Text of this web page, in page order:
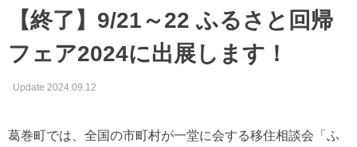
【終了】9/21～22 ふるさと回帰
フェア2024に出展します！
Update 2024.09.12
葛巻町では、全国の市町村が一堂に会する移住相談会「ふ